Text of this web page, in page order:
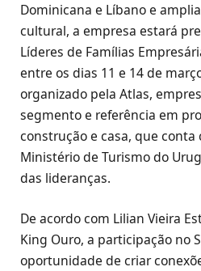
Dominicana e Líbano e
cultural, a empresa estará
Líderes de Famílias
entre os dias 11 e 14 de
organizado pela Atlas,
segmento e referência em
construção e casa, que conta
Ministério de Turismo do
das lideranças.
De acordo com Lilian Vieira
King Ouro, a participação no
oportunidade de criar